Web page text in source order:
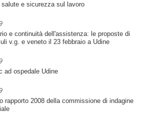
e sicurezza sul lavoro
e continuità dell'assistenza: le proposte di
v.g. e veneto il 23 febbraio a Udine
ad ospedale Udine
rapporto 2008 della commissione di indagine